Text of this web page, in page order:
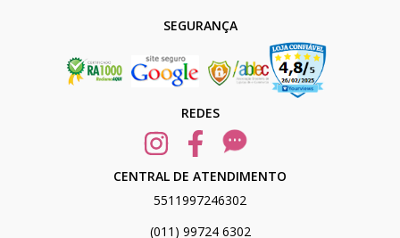
SEGURANÇA
REDES
CENTRAL DE ATENDIMENTO
5511997246302
(011) 99724 6302